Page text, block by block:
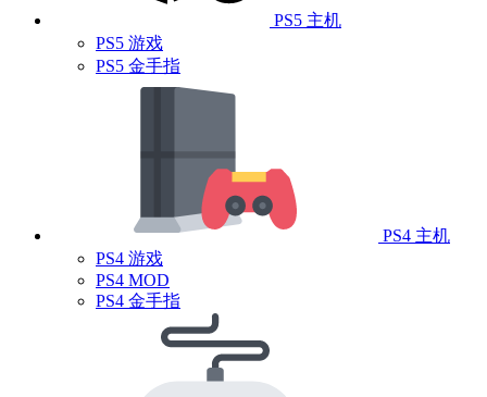
PS5 主机
PS5 游戏
PS5 金手指
PS4 主机
PS4 游戏
PS4 MOD
PS4 金手指